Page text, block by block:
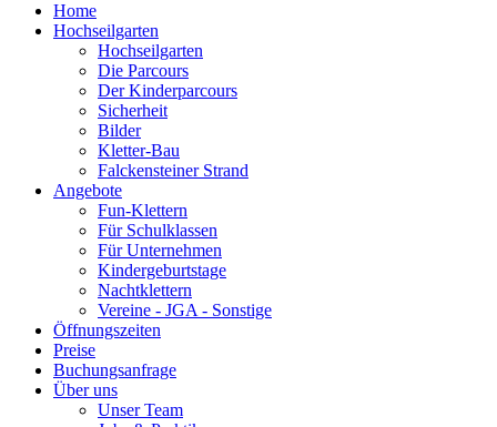
Home
Hochseilgarten
Hochseilgarten
Die Parcours
Der Kinderparcours
Sicherheit
Bilder
Kletter-Bau
Falckensteiner Strand
Angebote
Fun-Klettern
Für Schulklassen
Für Unternehmen
Kindergeburtstage
Nachtklettern
Vereine - JGA - Sonstige
Öffnungszeiten
Preise
Buchungsanfrage
Über uns
Unser Team